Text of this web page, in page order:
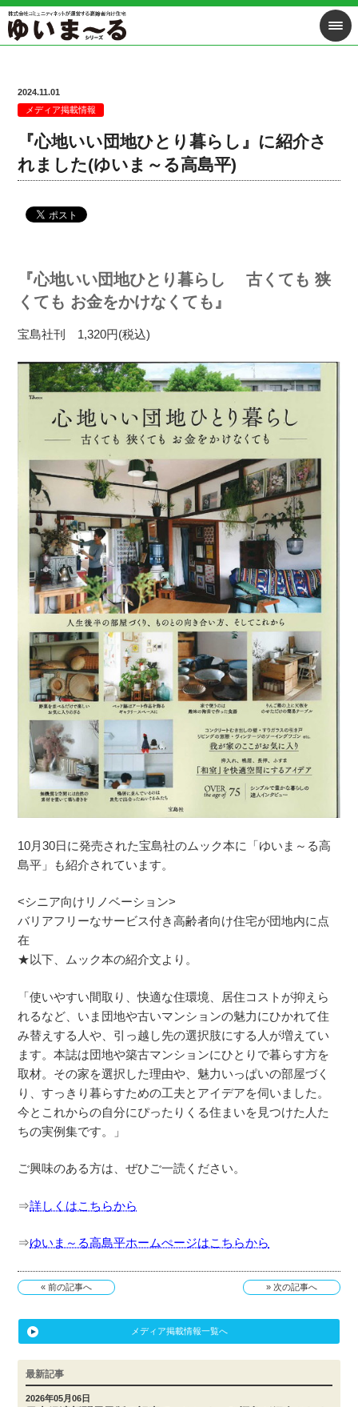
2024.11.01
メディア掲載情報
『心地いい団地ひとり暮らし』に紹介さ
れました(ゆいま～る高島平)
『心地いい団地ひとり暮らし 古くても 狭
くても お金をかけなくても』
宝島社刊 1,320円(税込)
10月30日に発売された宝島社のムック本に「ゆいま～る高
島平」も紹介されています。
<シニア向けリノベーション>
バリアフリーなサービス付き高齢者向け住宅が団地内に点
在
★以下、ムック本の紹介文より。
「使いやすい間取り、快適な住環境、居住コストが抑えら
れるなど、いま団地や古いマンションの魅力にひかれて住
み替えする人や、引っ越し先の選択肢にする人が増えてい
ます。本誌は団地や築古マンションにひとりで暮らす方を
取材。その家を選択した理由や、魅力いっぱいの部屋づく
り、すっきり暮らすための工夫とアイデアを伺いました。
今とこれからの自分にぴったりくる住まいを見つけた人た
ちの実例集です。」
ご興味のある方は、ぜひご一読ください。
⇒詳しくはこちらから
⇒ゆいま～る高島平ホームぺージはこちらから
« 前の記事へ » 次の記事へ
メディア掲載情報一覧へ
最新記事
2026年05月06日